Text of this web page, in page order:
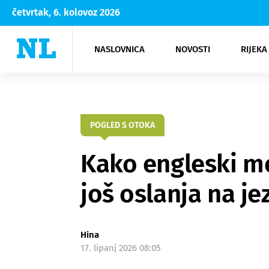
četvrtak, 6. kolovoz 2026
NASLOVNICA NOVOSTI
Rijeka Opatija
NK
Moda
Kultura
POGLED S OTOKA
Kako engleski
još oslanja na
Hina
17. lipanj 2026 08:05